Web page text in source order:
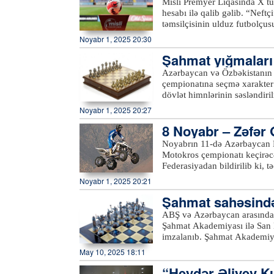
“Nizami xəzinəsi” adlanan
çıxışları olub. Bu gün
vurulacaq.xeber100.com
hesabı ilə qalib gəlib.
təmsilçisinin ulduz futbolçusu
Noyabr 1, 2025 20:30
Şahmat
açılışı olub
Azərbaycan və
çempionatına seçmə
dövlət himnlərinin səsləndirilməsi ilə başlayıb.
dörd komandası –
sıralamasına əsasən,
komandaları iştirak edəcək. Dünya çempionatına 12-ci vəsiqənin sahibi Azərbaycan və
Özbəkistan komandalarının seçmə
Noyabr 1, 2025 20:27
8 Noyabr –
cək
Noyabrın 11-də Azərbaycan
Motokros çempionatı
Federasiyadan bildirilib ki,
canından keçən qəhrəmanlarımızın
güclü motokros idmançıları
edəcəklər. Tamaşaçıları
gözləyir. Azərbaycan Motosiklet İdmanı Federasiyasının prezidenti Fuad Bağırov bildirib:
“Bu çempionat təkcə idman
cəsarət və vətənpərvərlik
Noyabr 1, 2025 20:21
Şahmat
işi imzalanıb
ABŞ və Azərbaycan
Şahmat Akademiyası ilə
imzalanıb. Şahmat Akademiyasının prezidenti Sərxan Həşimovun iştirakı ilə San Dieqo
müəssisəsində ilk dəfə
dəstəyi və azərbaycanlı
May 10, 2025 18:11